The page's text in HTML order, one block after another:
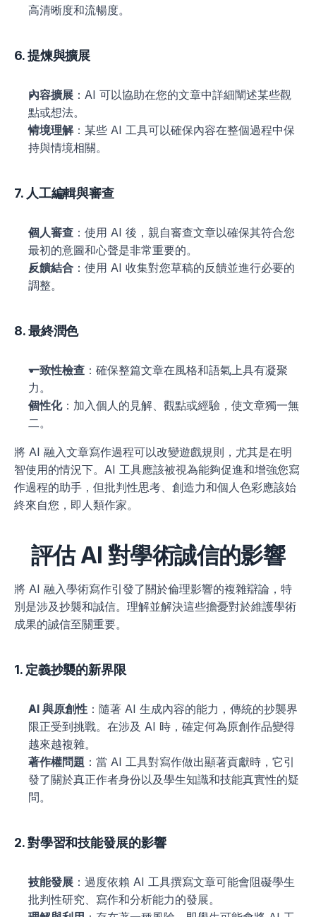
高清晰度和流暢度。
6. 提煉與擴展
內容擴展 ：AI 可以協助在您的文章中詳細闡述某些觀
點或想法。
情境理解：某些 AI 工具可以確保內容在整個過程中保
持與情境相關。
7. 人工編輯與審查
個人審查 ：使用 AI 後，親自審查文章以確保其符合您
最初的意圖和心聲是非常重要的。
反饋結合 ：使用 AI 收集對您草稿的反饋並進行必要的
調整。
8. 最終潤色
一致性檢查 ：確保整篇文章在風格和語氣上具有凝聚
力。
個性化：加入個人的見解、觀點或經驗，使文章獨一無
二。
將 AI 融入文章寫作過程可以改變遊戲規則，尤其是在明
智使用的情況下。AI 工具應該被視為能夠促進和增強您寫
作過程的助手，但批判性思考、創造力和個人色彩應該始
終來自您，即人類作家。
評估 AI 對學術誠信的影響
將 AI 融入學術寫作引發了關於倫理影響的複雜辯論，特
別是涉及抄襲和誠信。理解並解決這些擔憂對於維護學術
成果的誠信至關重要。
1. 定義抄襲的新界限
AI 與原創性 ：隨著 AI 生成內容的能力，傳統的抄襲界
限正受到挑戰。在涉及 AI 時，確定何為原創作品變得
越來越複雜。
著作權問題 ：當 AI 工具對寫作做出顯著貢獻時，它引
發了關於真正作者身份以及學生知識和技能真實性的疑
問。
2. 對學習和技能發展的影響
技能發展 ：過度依賴 AI 工具撰寫文章可能會阻礙學生
批判性研究、寫作和分析能力的發展。